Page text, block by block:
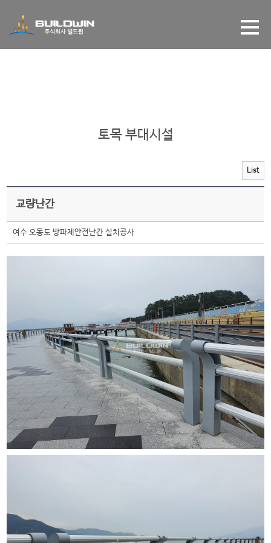
토목 부대시설
List
교량난간
여수 오동도 방파제안전난간 설치공사